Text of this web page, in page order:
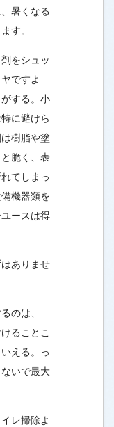
暑くなる
す。
をシュッ
ですよ
する。小
に避けら
樹脂や塗
脆く、表
てしまっ
機器類を
ースは得
ありませ
のは、
ることこ
える。っ
いで最大
レ掃除よ